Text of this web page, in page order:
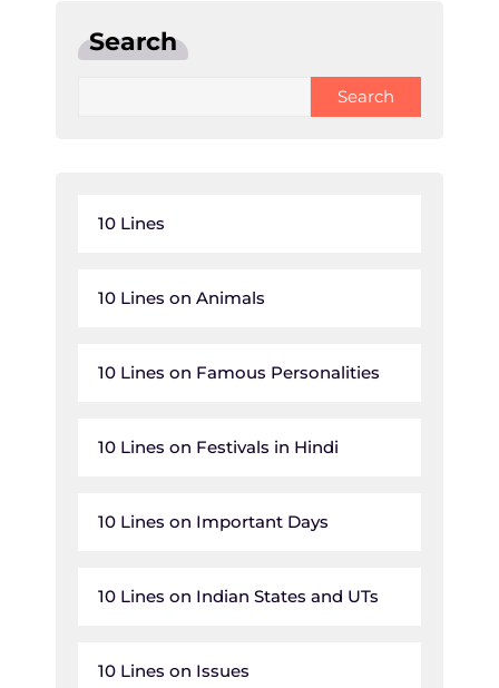
Search
Search
10 Lines
10 Lines on Animals
10 Lines on Famous Personalities
10 Lines on Festivals in Hindi
10 Lines on Important Days
10 Lines on Indian States and UTs
10 Lines on Issues